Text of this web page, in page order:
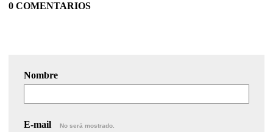
0 COMENTARIOS
Nombre
E-mail No será mostrado.